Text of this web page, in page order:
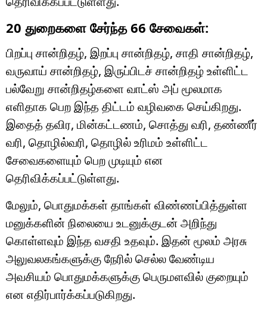
20 துறைகளை சேர்ந்த 66 சேவைகள்:
பிறப்பு சான்றிதழ், இறப்பு சான்றிதழ், சாதி சான்றிதழ்,
வருவாய் சான்றிதழ், இருப்பிடச் சான்றிதழ் உள்ளிட்ட
பல்வேறு சான்றிதழ்களை வாட்ஸ் அப் மூலமாக
எளிதாக பெற இந்த திட்டம் வழிவகை செய்கிறது.
இதைத் தவிர, மின்கட்டணம், சொத்து வரி, தண்ணீர்
வரி, தொழில்வரி, தொழில் உரிமம் உள்ளிட்ட
சேவைகளையும் பெற முடியும் என
தெரிவிக்கப்பட்டுள்ளது.
மேலும், பொதுமக்கள் தாங்கள் விண்ணப்பித்துள்ள
மனுக்களின் நிலையை உடனுக்குடன் அறிந்து
கொள்ளவும் இந்த வசதி உதவும். இதன் மூலம் அரசு
அலுவலகங்களுக்கு நேரில் செல்ல வேண்டிய
அவசியம் பொதுமக்களுக்கு பெருமளவில் குறையும்
என எதிர்பார்க்கப்படுகிறது.